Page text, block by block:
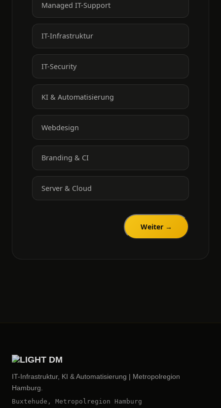
Managed IT-Support
IT-Infrastruktur
IT-Security
KI & Automatisierung
Webdesign
Branding & CI
Server & Cloud
Weiter →
IT-Infrastruktur, KI & Automatisierung | Metropolregion
Hamburg.
Buxtehude, Metropolregion Hamburg